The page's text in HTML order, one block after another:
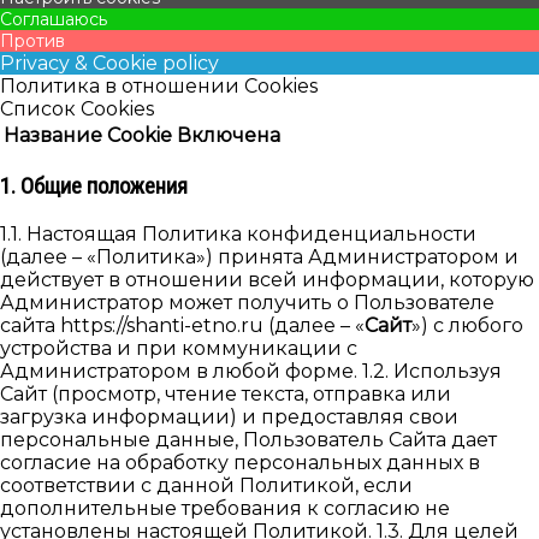
Соглашаюсь
Против
Privacy & Cookie policy
Политика в отношении Cookies
Список Cookies
Название Cookie Включена
1. Общие положения
1.1. Настоящая Политика конфиденциальности
(далее – «Политика») принята Администратором и
действует в отношении всей информации, которую
Администратор может получить о Пользователе
сайта https://shanti-etno.ru (далее – «Сайт») с любого
устройства и при коммуникации с
Администратором в любой форме. 1.2. Используя
Cайт (просмотр, чтение текста, отправка или
загрузка информации) и предоставляя свои
персональные данные, Пользователь Сайта дает
согласие на обработку персональных данных в
соответствии с данной Политикой, если
дополнительные требования к согласию не
установлены настоящей Политикой. 1.3. Для целей